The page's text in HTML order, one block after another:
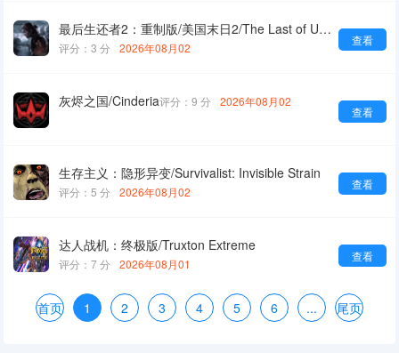
最后生还者2：重制版/美国末日2/The Last of Us Part II Remastered
查看
评分：3 分 2026年08月02
灰烬之国/Cinderia
查看
评分：9 分 2026年08月02
生存主义：隐形异变/Survivalist: Invisible Strain
查看
评分：5 分 2026年08月02
达人战机：终极版/Truxton Extreme
查看
评分：7 分 2026年08月01
首页 1 2 3 4 5 6 ... 尾页